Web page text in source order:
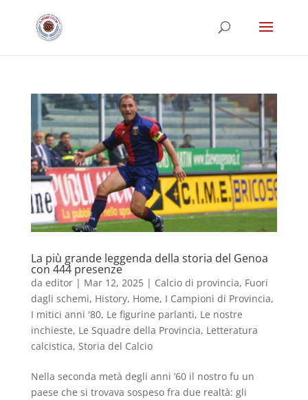
La più grande leggenda della storia del Genoa
con 444 presenze
da editor| Mar 12, 2025| Calcio di provincia, Fuori
dagli schemi, History, Home, I Campioni di Provincia,
I mitici anni '80, Le figurine parlanti, Le nostre
inchieste, Le Squadre della Provincia, Letteratura
calcistica, Storia del Calcio
Nella seconda metà degli anni ’60 il nostro fu un
paese che si trovava sospeso fra due realtà: gli